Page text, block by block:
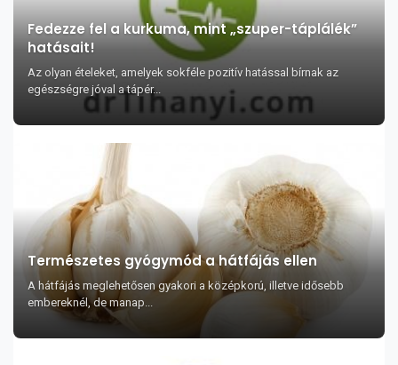
Fedezze fel a kurkuma, mint „szuper-táplálék”
hatásait!
Az olyan ételeket, amelyek sokféle pozitív hatással bírnak az
egészségre jóval a tápér...
Természetes gyógymód a hátfájás ellen
A hátfájás meglehetősen gyakori a középkorú, illetve idősebb
embereknél, de manap...